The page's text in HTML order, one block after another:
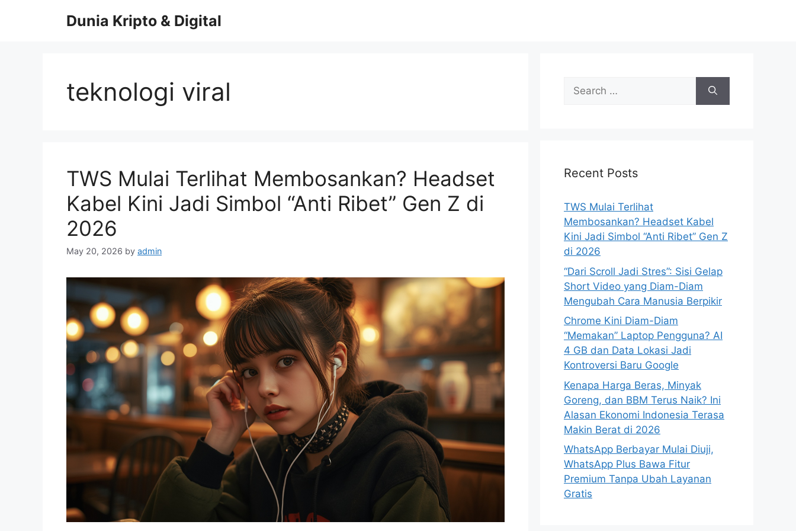
Dunia Kripto & Digital
teknologi viral
TWS Mulai Terlihat Membosankan? Headset
Kabel Kini Jadi Simbol “Anti Ribet” Gen Z di
2026
May 20, 2026 by admin
Search
for:
Recent Posts
TWS Mulai Terlihat
Membosankan? Headset Kabel
Kini Jadi Simbol “Anti Ribet” Gen Z
di 2026
“Dari Scroll Jadi Stres”: Sisi Gelap
Short Video yang Diam-Diam
Mengubah Cara Manusia Berpikir
Chrome Kini Diam-Diam
“Memakan” Laptop Pengguna? AI
4 GB dan Data Lokasi Jadi
Kontroversi Baru Google
Kenapa Harga Beras, Minyak
Goreng, dan BBM Terus Naik? Ini
Alasan Ekonomi Indonesia Terasa
Makin Berat di 2026
WhatsApp Berbayar Mulai Diuji,
WhatsApp Plus Bawa Fitur
Premium Tanpa Ubah Layanan
Gratis